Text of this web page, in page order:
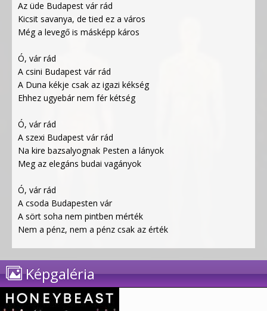
Az üde Budapest vár rád
Kicsit savanya, de tied ez a város
Még a levegő is másképp káros
Ó, vár rád
A csini Budapest vár rád
A Duna kékje csak az igazi kékség
Ehhez ugyebár nem fér kétség
Ó, vár rád
A szexi Budapest vár rád
Na kire bazsalyognak Pesten a lányok
Meg az elegáns budai vagányok
Ó, vár rád
A csoda Budapesten vár
A sört soha nem pintben mérték
Nem a pénz, nem a pénz csak az érték
Képgaléria